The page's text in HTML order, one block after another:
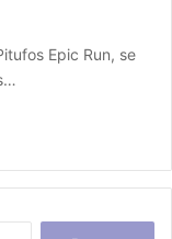
Epic Run, se